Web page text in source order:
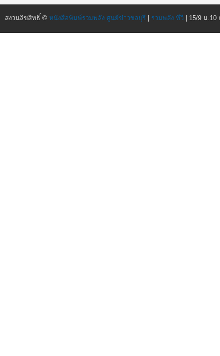
สงวนลิขสิทธิ์ © หนังสือพิมพ์รวมพลัง ศูนย์ข่าวชลบุรี | รวมพลัง ทีวี | 15/9 ม.10